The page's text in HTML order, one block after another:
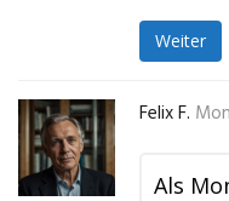
Weiter
Felix F.
Als